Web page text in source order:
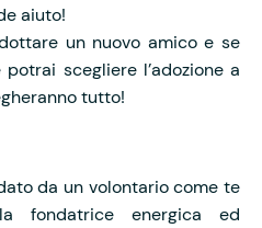
aiuto!
un nuovo amico e se
scegliere l’adozione a
tutto!
da un volontario come te
fondatrice energica ed